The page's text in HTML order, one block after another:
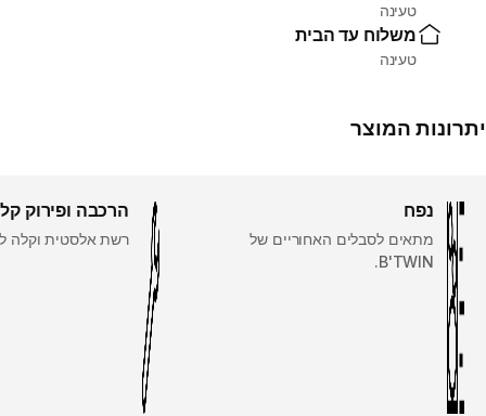
טעינה
משלוח עד הבית
טעינה
יתרונות המוצר
נפח
מתאים לסבלים האחוריים של
B'TWIN.
הרכבה ופירוק
רשת אלסטית וקלה